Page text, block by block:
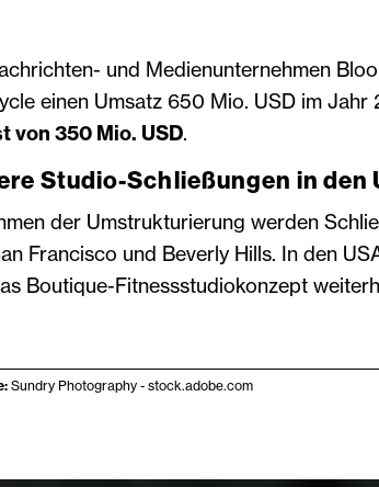
und Medienunternehmen
einen Umsatz 650 Mio. USD im
von 350 Mio. USD.
Studio-Schließungen in den
der Umstrukturierung werden
Francisco und Beverly Hills. In den
Boutique-Fitnessstudiokonzept
Sundry Photography - stock.adobe.com